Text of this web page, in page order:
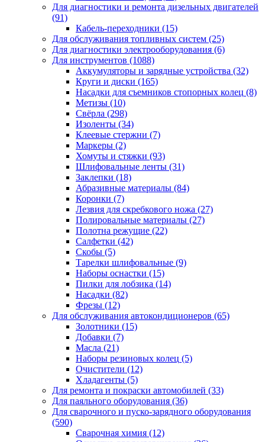
Для диагностики и ремонта дизельных двигателей
(91)
Кабель-переходники (15)
Для обслуживания топливных систем (25)
Для диагностики электрооборудования (6)
Для инструментов (1088)
Аккумуляторы и зарядные устройства (32)
Круги и диски (165)
Насадки для съемников стопорных колец (8)
Метизы (10)
Свёрла (298)
Изоленты (34)
Клеевые стержни (7)
Маркеры (2)
Хомуты и стяжки (93)
Шлифовальные ленты (31)
Заклепки (18)
Абразивные материалы (84)
Коронки (7)
Лезвия для скребкового ножа (27)
Полировальные материалы (27)
Полотна режущие (22)
Салфетки (42)
Скобы (5)
Тарелки шлифовальные (9)
Наборы оснастки (15)
Пилки для лобзика (14)
Насадки (82)
Фрезы (12)
Для обслуживания автокондиционеров (65)
Золотники (15)
Добавки (7)
Масла (21)
Наборы резиновых колец (5)
Очистители (12)
Хладагенты (5)
Для ремонта и покраски автомобилей (33)
Для паяльного оборудования (36)
Для сварочного и пуско-зарядного оборудования
(590)
Сварочная химия (12)